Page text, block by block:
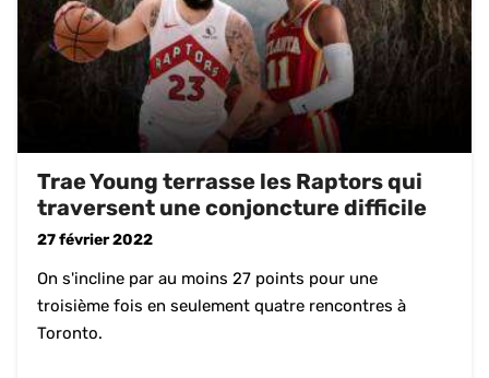
Trae Young terrasse les Raptors qui
traversent une conjoncture difficile
27 février 2022
On s'incline par au moins 27 points pour une
troisième fois en seulement quatre rencontres à
Toronto.